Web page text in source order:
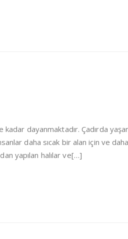
dayanmaktadır. Çadırda
daha sıcak bir alan için ve daha
yapılan halılar ve[…]